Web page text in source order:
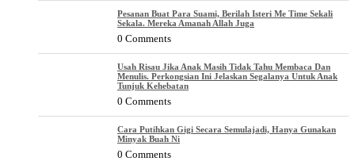
Pesanan Buat Para Suami, Berilah Isteri Me Time Sekali
Sekala. Mereka Amanah Allah Juga
0 Comments
Usah Risau Jika Anak Masih Tidak Tahu Membaca Dan
Menulis. Perkongsian Ini Jelaskan Segalanya Untuk Anak
Tunjuk Kehebatan
0 Comments
Cara Putihkan Gigi Secara Semulajadi, Hanya Gunakan
Minyak Buah Ni
0 Comments